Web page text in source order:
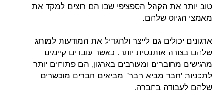
הקהל הספציפי שבו הם רוצים למקד את
שלהם.
גם לייצר ולהגדיל את המודעות למותג
אותנטית יותר. כאשר עובדים קיימים
ומעורבים בארגון, הם פתוחים יותר
מביא חבר' ומביאים חברים מוכשרים
בחברה.